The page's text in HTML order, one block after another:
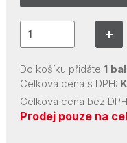
Do košíku přidáte 1
Celková cena s DPH:
Celková cena bez
Prodej pouze na